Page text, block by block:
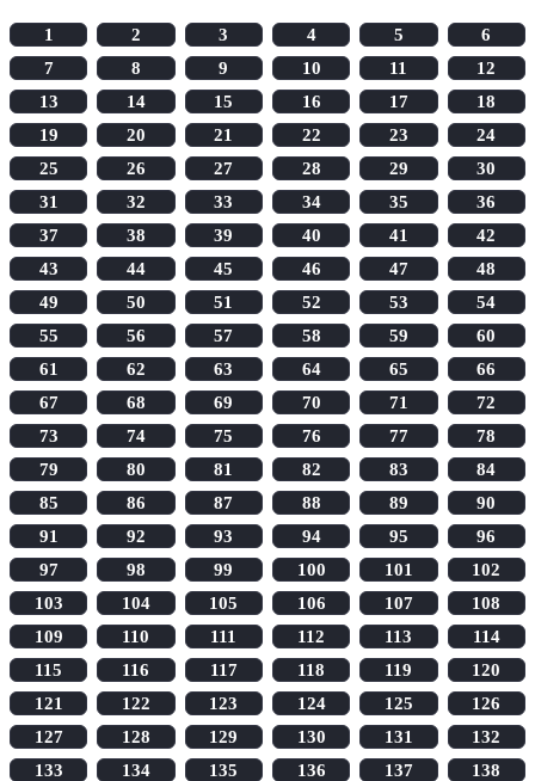
1 2 3 4 5
6
7
8 9 10 11
12
13
14 15 16 17
18
19
20 21 22 23
24
25
26 27 28 29
30
31
32 33 34 35
36
37
38 39 40 41
42
43
44 45 46 47
48
49
50 51 52 53
54
55
56 57 58 59
60
61
62 63 64 65
66
67
68 69 70 71
72
73
74 75 76 77
78
79
80 81 82 83
84
85
86 87 88 89
90
91
92 93 94 95
96
97
98 99 100 101
102
103
104 105 106 107
108
109
110 111 112 113
114
115
116 117 118 119
120
121
122 123 124 125
126
127
128 129 130 131
132
133
134 135 136 137
138